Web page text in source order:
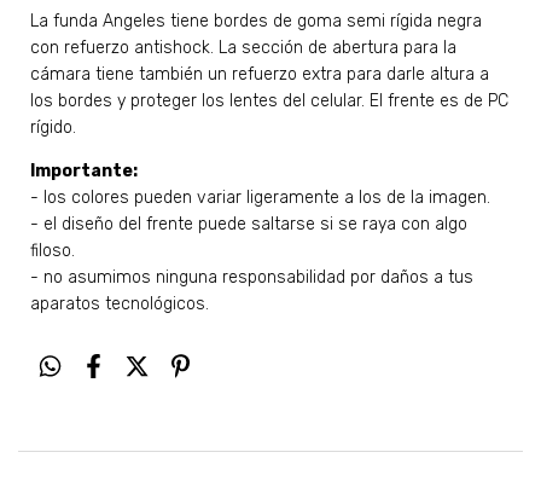
La funda Angeles tiene bordes de goma semi rígida negra
con refuerzo antishock. La sección de abertura para la
cámara tiene también un refuerzo extra para darle altura a
los bordes y proteger los lentes del celular. El frente es de PC
rígido.
Importante:
- los colores pueden variar ligeramente a los de la imagen.
- el diseño del frente puede saltarse si se raya con algo
filoso.
- no asumimos ninguna responsabilidad por daños a tus
aparatos tecnológicos.